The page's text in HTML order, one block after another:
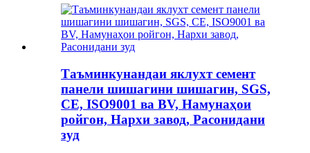
Таъминкунандаи яклухт семент
панели шишагини шишагин, SGS,
CE, ISO9001 ва BV, Намунаҳои
ройгон, Нархи завод, Расонидани
зуд